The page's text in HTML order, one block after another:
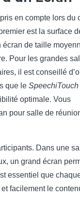
en compte lors du
est la surface
de taille
Pour les grandes
il est conseillé
que le
optimale. Vous
pour salle de
Dans une
un grand écran
essentiel que
facilement le